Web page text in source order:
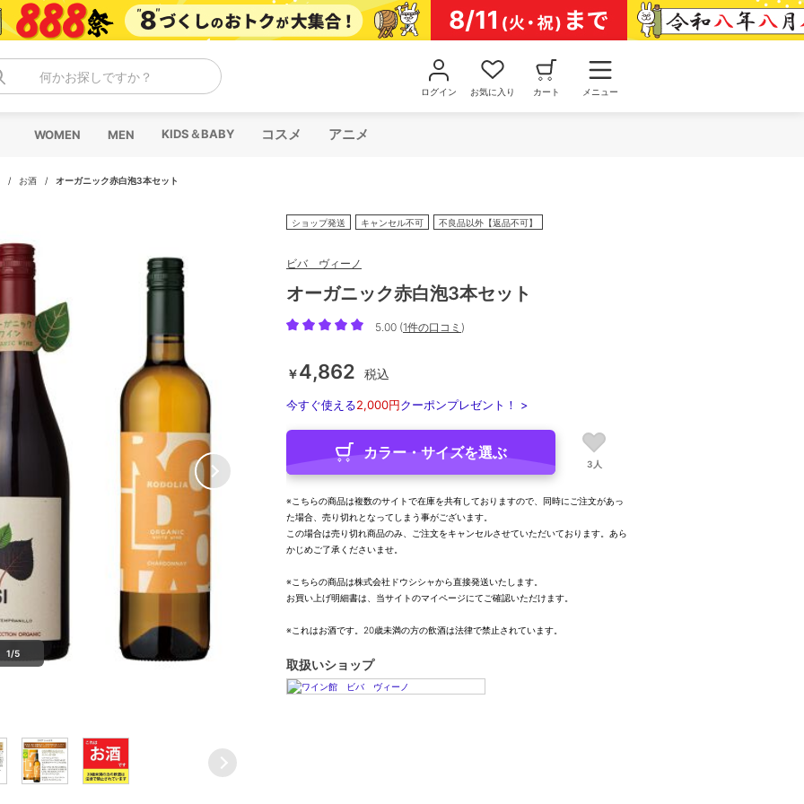
何かお探しですか？
ログイン お気に入り カート メニュー
WOMEN MEN KIDS＆BABY コスメ アニメ
/ お酒 / オーガニック赤白泡3本セット
1/5
ショップ発送 キャンセル不可 不良品以外【返品不可】
ビバ ヴィーノ
オーガニック赤白泡3本セット
5.00 (1件の口コミ )
￥4,862 税込
今すぐ使える2,000円クーポンプレゼント！ >
カラー・サイズを選ぶ
3人
※こちらの商品は複数のサイトで在庫を共有しておりますので、同時にご注文があっ
た場合、売り切れとなってしまう事がございます。
この場合は売り切れ商品のみ、ご注文をキャンセルさせていただいております。あら
かじめご了承くださいませ。
※こちらの商品は株式会社ドウシシャから直接発送いたします。
お買い上げ明細書は、当サイトのマイページにてご確認いただけます。
※これはお酒です。20歳未満の方の飲酒は法律で禁止されています。
取扱いショップ